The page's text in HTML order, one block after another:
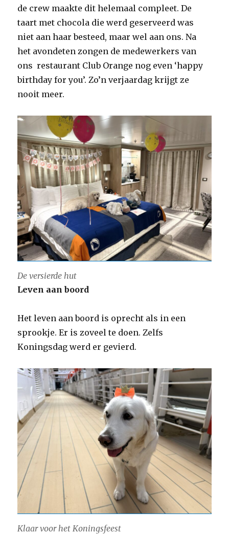
de crew maakte dit helemaal compleet. De
taart met chocola die werd geserveerd was
niet aan haar besteed, maar wel aan ons. Na
het avondeten zongen de medewerkers van
ons restaurant Club Orange nog even ‘happy
birthday for you’. Zo’n verjaardag krijgt ze
nooit meer.
De versierde hut
Leven aan boord
Het leven aan boord is oprecht als in een
sprookje. Er is zoveel te doen. Zelfs
Koningsdag werd er gevierd.
Klaar voor het Koningsfeest